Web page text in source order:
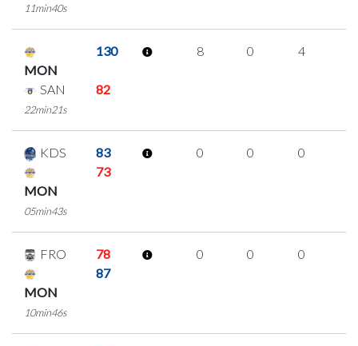
11min40s
MON
130
SAN 82
22min21s
8 0 4
KDS 83
MON
73
05min43s
0 0 0
FRO 78
MON
87
10min46s
0 0 0